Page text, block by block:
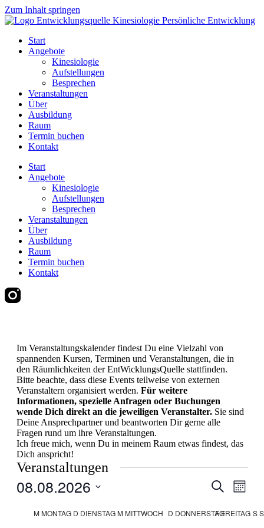
Zum Inhalt springen
Start
Angebote
Kinesiologie
Aufstellungen
Besprechen
Veranstaltungen
Über
Ausbildung
Raum
Termin buchen
Kontakt
Start
Angebote
Kinesiologie
Aufstellungen
Besprechen
Veranstaltungen
Über
Ausbildung
Raum
Termin buchen
Kontakt
Im Veranstaltungskalender findest Du eine Vielzahl von
spannenden Kursen, Terminen und Veranstaltungen, die in
den Räumlichkeiten der EntWicklungsQuelle stattfinden.
Bitte beachte, dass diese Events teilweise von externen
Veranstaltern organisiert werden. Für weitere
Informationen, spezielle Anfragen oder Buchungen
wende Dich direkt an die jeweiligen Veranstalter.Sie sind
Deine Ansprechpartner und beantworten Dir gerne alle
Fragen rund um ihre Veranstaltungen.
Ich freue mich, wenn Du in meinem Raum etwas findest, das
Dich anspricht!
Veranstaltungen
und
SucheMonat
08.08.2026
wählen.
Kalender
M MONTAG D DIENSTAG M MITTWOCH D DONNERSTAG
FFREITAG S